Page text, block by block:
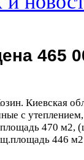
465
Киевская
с
470 м2,
446